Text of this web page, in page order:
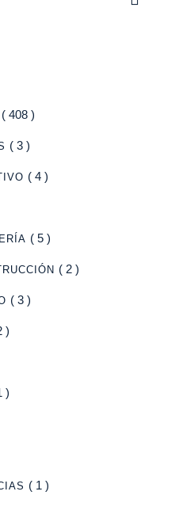
( 408 )
( 3 )
( 4 )
( 5 )
( 2 )
( 3 )
)
)
( 1 )